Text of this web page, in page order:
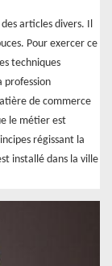
articles divers. Il
Pour exercer ce
techniques
profession
de commerce
le métier est
régissant la
installé dans la ville